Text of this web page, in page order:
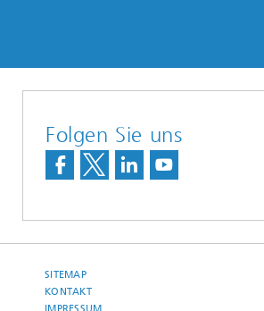
Folgen Sie uns
SITEMAP
KONTAKT